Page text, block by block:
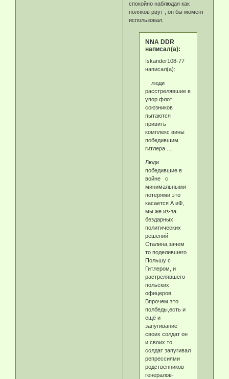
спокойно наблюдая как
поляков рвут , он бы момент
использовал.
NNA DDR
написал(а):
Iskander108-77
написал(а):
люди
расстрелявшие в
упор флот
союзников
пытаются
привить
комплекс вины
победившим
гитлера ....
Люди
победившие в
войне с
минимальными
потерями это
касается А иФ,
мы же из-за
бездарных
политических
решений
Сталина,зачем
то поделившего
Польшу с
Гитлером, и
растрелявшего
польских
офицеров.
Впрочем это
полбеды,есть и
ещё и
запугивание
своих солдат он
и своих то
солдат запугивал
репрессиями
родственников
генералов-